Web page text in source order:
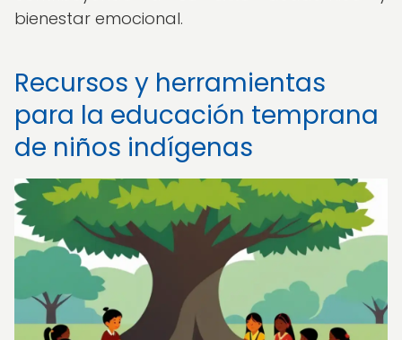
bienestar emocional.
Recursos y herramientas
para la educación temprana
de niños indígenas